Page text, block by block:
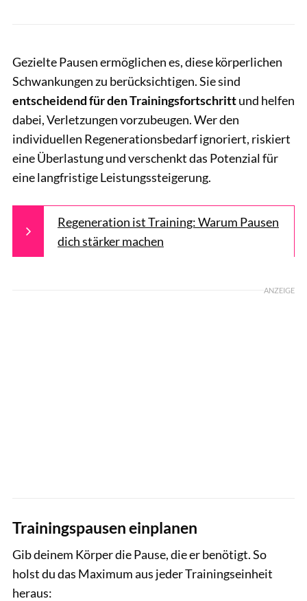
Gezielte Pausen ermöglichen es, diese körperlichen
Schwankungen zu berücksichtigen. Sie sind
entscheidend für den Trainingsfortschrittund helfen
dabei, Verletzungen vorzubeugen. Wer den
individuellen Regenerationsbedarf ignoriert, riskiert
eine Überlastung und verschenkt das Potenzial für
eine langfristige Leistungssteigerung.
Regeneration ist Training: Warum Pausen
dich stärker machen
ANZEIGE
Trainingspausen einplanen
Gib deinem Körper die Pause, die er benötigt. So
holst du das Maximum aus jeder Trainingseinheit
heraus: